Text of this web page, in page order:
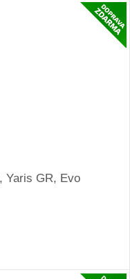
Yaris GR, Evo